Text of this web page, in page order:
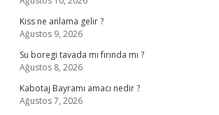
Kıss ne anlama gelir ?
Ağustos 9, 2026
Su boregi tavada mı fırında mı ?
Ağustos 8, 2026
Kabotaj Bayramı amacı nedir ?
Ağustos 7, 2026